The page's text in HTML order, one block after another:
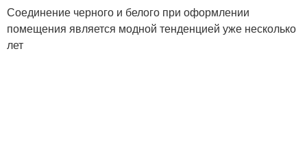
Соединение черного и белого при оформлении
помещения является модной тенденцией уже несколько
лет